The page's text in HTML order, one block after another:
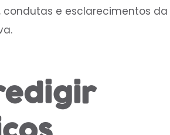
e esclarecimentos da